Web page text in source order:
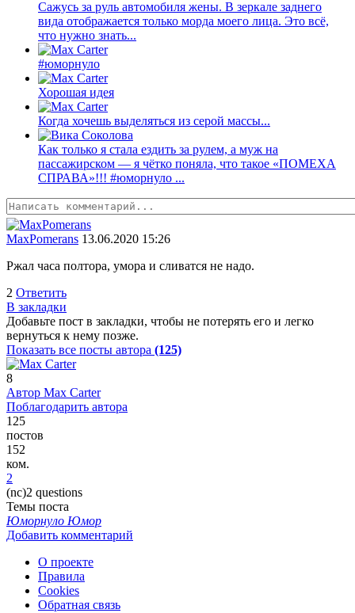
Сажусь за руль автомобиля жены. В зеркале заднего
вида отображается только морда моего лица. Это всё,
что нужно знать...
#юморнуло
Хорошая идея
Когда хочешь выделяться из серой массы...
Как только я стала ездить за рулем, а муж на
пассажирском — я чётко поняла, что такое «ПОМЕХА
СПРАВА»!!! #юморнуло ...
MaxPomerans 13.06.2020 15:26
Ржал часа полтора, умора и сливатся не надо.
2 Ответить
В закладки
Добавьте пост в закладки, чтобы не потерять его и легко
вернуться к нему позже.
Показать все посты автора (125)
8
Автор Max Сarter
Поблагодарить автора
125
постов
152
ком.
2
(nc)2 questions
Темы поста
Юморнуло Юмор
Добавить комментарий
О проекте
Правила
Cookies
Обратная связь